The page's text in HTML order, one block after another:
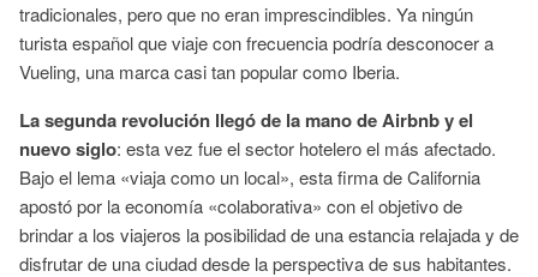
tradicionales, pero que no eran imprescindibles. Ya ningún
turista español que viaje con frecuencia podría desconocer a
Vueling, una marca casi tan popular como Iberia.
La segunda revolución llegó de la mano de Airbnb y el
nuevo siglo: esta vez fue el sector hotelero el más afectado.
Bajo el lema «viaja como un local», esta firma de California
apostó por la economía «colaborativa» con el objetivo de
brindar a los viajeros la posibilidad de una estancia relajada y de
disfrutar de una ciudad desde la perspectiva de sus habitantes.